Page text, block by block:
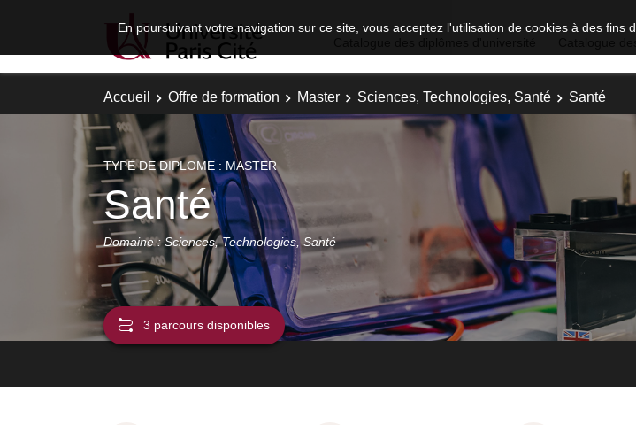
En poursuivant votre navigation sur ce site, vous acceptez l'utilisation de cookies à des fins
Accueil Offre de formation Master Sciences, Technologies, Santé Santé
TYPE DE DIPLOME : MASTER
Santé
Domaine : Sciences, Technologies, Santé
3 parcours disponibles